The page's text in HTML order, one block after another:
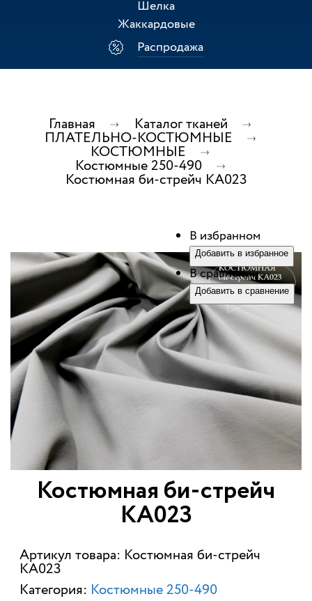
Шелка
Жаккардовые
Распродажа
Главная Каталог тканей
ПЛАТЕЛЬНО-КОСТЮМНЫЕ
КОСТЮМНЫЕ
Костюмные 250-490
Костюмная би-стрейч КА023
Костюмная би-стрейч
КА023
Артикул товара: Костюмная би-стрейч
КА023
Категория: Костюмные 250-490
В избранном
Добавить в избранное
В сравнении
Добавить в сравнение